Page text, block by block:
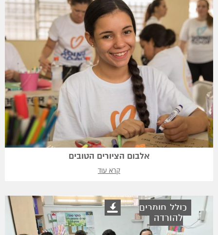
אלבום הציורים הטובים
קרא עוד
כולל חומרים
להורדה